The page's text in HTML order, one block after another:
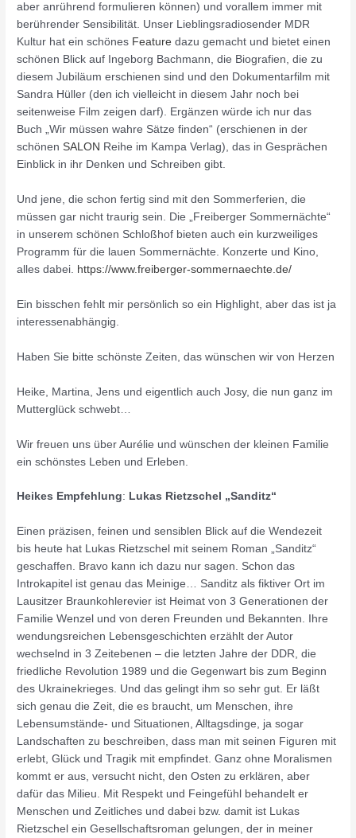
aber anrührend formulieren können) und vorallem immer mit
berührender Sensibilität. Unser Lieblingsradiosender MDR
Kultur hat ein schönes Feature dazu gemacht und bietet einen
schönen Blick auf Ingeborg Bachmann, die Biografien, die zu
diesem Jubiläum erschienen sind und den Dokumentarfilm mit
Sandra Hüller (den ich vielleicht in diesem Jahr noch bei
seitenweise Film zeigen darf). Ergänzen würde ich nur das
Buch „Wir müssen wahre Sätze finden“ (erschienen in der
schönen SALON Reihe im Kampa Verlag), das in Gesprächen
Einblick in ihr Denken und Schreiben gibt.
Und jene, die schon fertig sind mit den Sommerferien, die
müssen gar nicht traurig sein. Die „Freiberger Sommernächte“
in unserem schönen Schloßhof bieten auch ein kurzweiliges
Programm für die lauen Sommernächte. Konzerte und Kino,
alles dabei. https://www.freiberger-sommernaechte.de/
Ein bisschen fehlt mir persönlich so ein Highlight, aber das ist ja
interessenabhängig.
Haben Sie bitte schönste Zeiten, das wünschen wir von Herzen
Heike, Martina, Jens und eigentlich auch Josy, die nun ganz im
Mutterglück schwebt…
Wir freuen uns über Aurélie und wünschen der kleinen Familie
ein schönstes Leben und Erleben.
Heikes Empfehlung: Lukas Rietzschel „Sanditz“
Einen präzisen, feinen und sensiblen Blick auf die Wendezeit
bis heute hat Lukas Rietzschel mit seinem Roman „Sanditz“
geschaffen. Bravo kann ich dazu nur sagen. Schon das
Introkapitel ist genau das Meinige… Sanditz als fiktiver Ort im
Lausitzer Braunkohlerevier ist Heimat von 3 Generationen der
Familie Wenzel und von deren Freunden und Bekannten. Ihre
wendungsreichen Lebensgeschichten erzählt der Autor
wechselnd in 3 Zeitebenen – die letzten Jahre der DDR, die
friedliche Revolution 1989 und die Gegenwart bis zum Beginn
des Ukrainekrieges. Und das gelingt ihm so sehr gut. Er läßt
sich genau die Zeit, die es braucht, um Menschen, ihre
Lebensumstände- und Situationen, Alltagsdinge, ja sogar
Landschaften zu beschreiben, dass man mit seinen Figuren mit
erlebt, Glück und Tragik mit empfindet. Ganz ohne Moralismen
kommt er aus, versucht nicht, den Osten zu erklären, aber
dafür das Milieu. Mit Respekt und Feingefühl behandelt er
Menschen und Zeitliches und dabei bzw. damit ist Lukas
Rietzschel ein Gesellschaftsroman gelungen, der in meiner